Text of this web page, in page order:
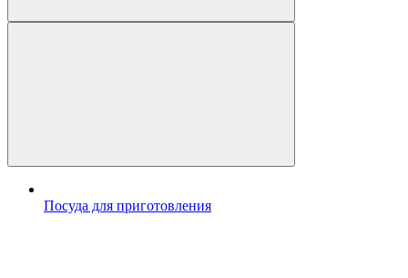
Посуда для приготовления